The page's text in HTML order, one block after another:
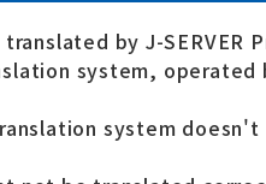
by J-SERVER
system, operated
system doesn't